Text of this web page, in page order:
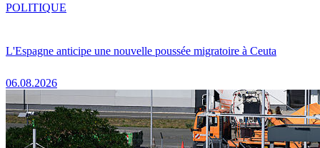
L'Espagne anticipe une nouvelle poussée migratoire à Ceuta
06.08.2026
POLITIQUE